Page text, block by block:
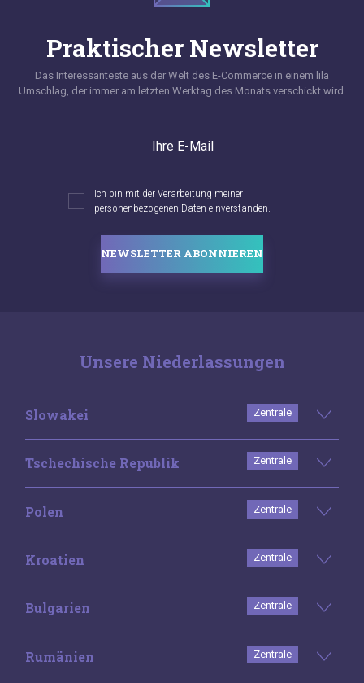
Praktischer Newsletter
Das Interessanteste aus der Welt des E-Commerce in einem lila
Umschlag, der immer am letzten Werktag des Monats verschickt wird.
Ihre E-Mail
Ich bin mit der Verarbeitung meiner
personenbezogenen Daten einverstanden.
NEWSLETTER ABONNIEREN
Unsere Niederlassungen
Slowakei Zentrale
Tschechische Republik Zentrale
Polen Zentrale
Kroatien Zentrale
Bulgarien Zentrale
Rumänien Zentrale